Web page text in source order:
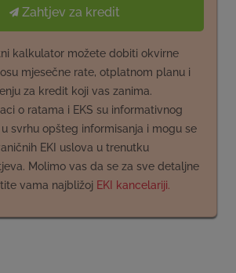
Zahtjev za kredit
kalkulator možete dobiti okvirne
mjesečne rate, otplatnom planu i
za kredit koji vas zanima.
o ratama i EKS su informativnog
svrhu opšteg informisanja i mogu se
EKI uslova u trenutku
Molimo vas da se za sve detaljne
vama najbližoj EKI kancelariji.